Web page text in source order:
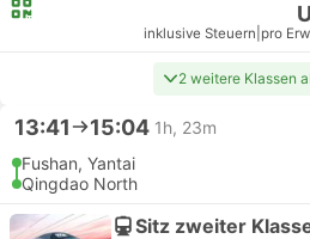
inklusive Steuern pro
2 weitere Klassen
13:41 15:04 1h, 23m
Fushan, Yantai
Qingdao North
Sitz zweiter